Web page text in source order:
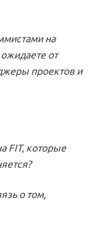
на
от
проектов и
FIT, которые
о том,